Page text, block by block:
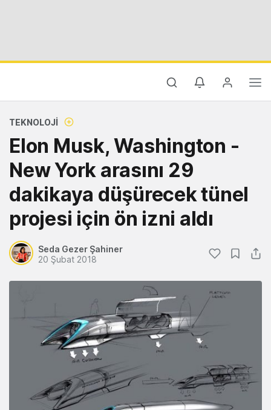
TEKNOLOJI
Elon Musk, Washington -
New York arasını 29
dakikaya düşürecek tünel
projesi için ön izni aldı
Seda Gezer Şahiner
20 Şubat 2018